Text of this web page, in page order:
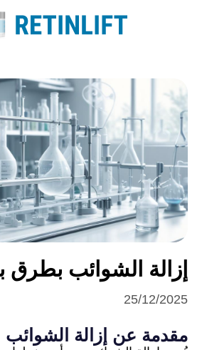
إزالة الشوائب
25/12/2025
مقدمة عن إزالة الشوائب